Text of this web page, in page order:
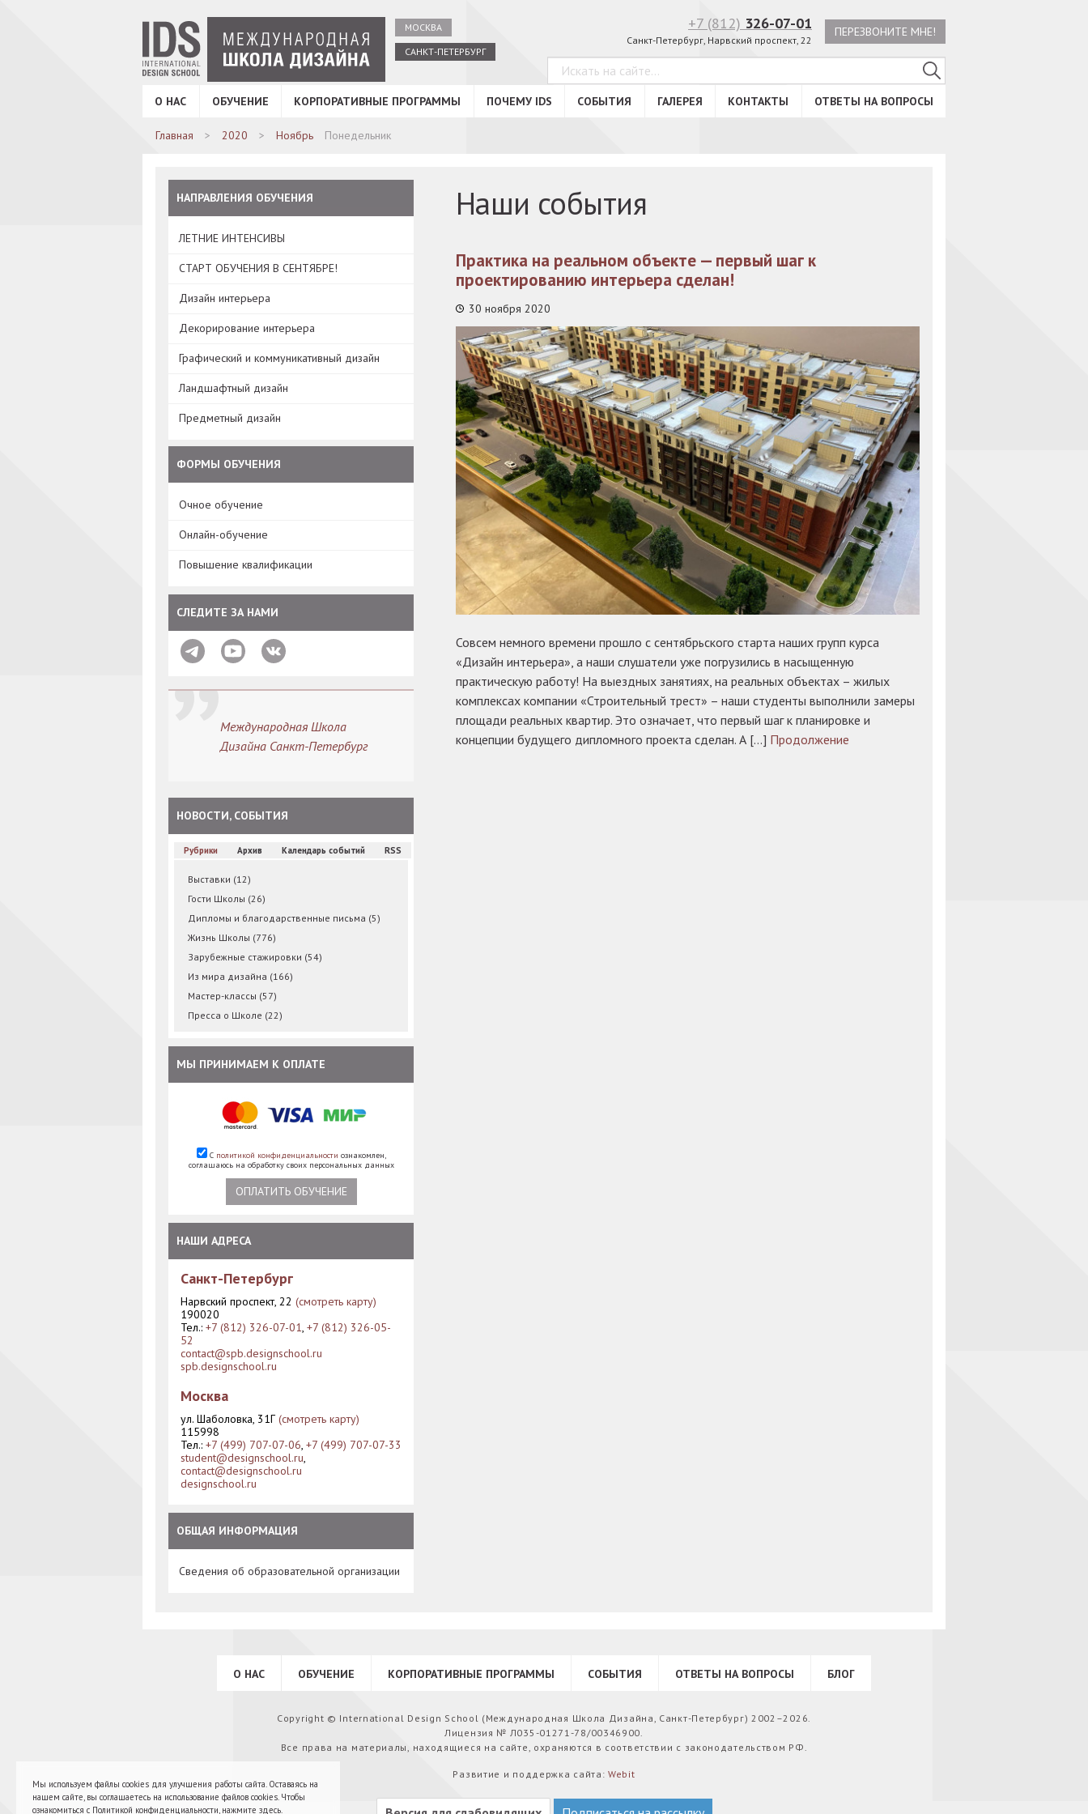
МОСКВА
САНКТ-ПЕТЕРБУРГ
+7 (812) 326-07-01
Санкт-Петербург, Нарвский проспект, 22
ПЕРЕЗВОНИТЕ МНЕ!
О НАС ОБУЧЕНИЕ КОРПОРАТИВНЫЕ ПРОГРАММЫ ПОЧЕМУ IDS СОБЫТИЯ ГАЛЕРЕЯ КОНТАКТЫ ОТВЕТЫ НА ВОПРОСЫ
Главная 2020 Ноябрь Понедельник
НАПРАВЛЕНИЯ ОБУЧЕНИЯ
ЛЕТНИЕ ИНТЕНСИВЫ
СТАРТ ОБУЧЕНИЯ В СЕНТЯБРЕ!
Дизайн интерьера
Декорирование интерьера
Графический и коммуникативный дизайн
Ландшафтный дизайн
Предметный дизайн
ФОРМЫ ОБУЧЕНИЯ
Очное обучение
Онлайн-обучение
Повышение квалификации
СЛЕДИТЕ ЗА НАМИ
Международная Школа
Дизайна Санкт-Петербург
НОВОСТИ, СОБЫТИЯ
Рубрики Архив Календарь событий RSS
Выставки (12)
Гости Школы (26)
Дипломы и благодарственные письма (5)
Жизнь Школы (776)
Зарубежные стажировки (54)
Из мира дизайна (166)
Мастер-классы (57)
Пресса о Школе (22)
МЫ ПРИНИМАЕМ К ОПЛАТЕ
С политикой конфиденциальности ознакомлен,
соглашаюсь на обработку своих персональных данных
ОПЛАТИТЬ ОБУЧЕНИЕ
НАШИ АДРЕСА
Санкт-Петербург
Нарвский проспект, 22 (смотреть карту)
190020
Тел.: +7 (812) 326-07-01, +7 (812) 326-05-
52
contact@spb.designschool.ru
spb.designschool.ru
Москва
ул. Шаболовка, 31Г (смотреть карту)
115998
Тел.: +7 (499) 707-07-06, +7 (499) 707-07-33
student@designschool.ru,
contact@designschool.ru
designschool.ru
ОБЩАЯ ИНФОРМАЦИЯ
Сведения об образовательной организации
Наши события
Практика на реальном объекте — первый шаг к
проектированию интерьера сделан!
30 ноября 2020
Совсем немного времени прошло с сентябрьского старта наших групп курса
«Дизайн интерьера», а наши слушатели уже погрузились в насыщенную
практическую работу! На выездных занятиях, на реальных объектах – жилых
комплексах компании «Строительный трест» – наши студенты выполнили замеры
площади реальных квартир. Это означает, что первый шаг к планировке и
концепции будущего дипломного проекта сделан. А […] Продолжение
О НАС ОБУЧЕНИЕ КОРПОРАТИВНЫЕ ПРОГРАММЫ СОБЫТИЯ ОТВЕТЫ НА ВОПРОСЫ БЛОГ
Copyright © International Design School (Международная Школа Дизайна, Санкт-Петербург) 2002–2026.
Лицензия № Л035-01271-78/00346900.
Все права на материалы, находящиеся на сайте, охраняются в соответствии с законодательством РФ.
Развитие и поддержка сайта:Webit
Мы используем файлы cookies для улучшения работы сайта. Оставаясь на
нашем сайте, вы соглашаетесь на использование файлов cookies. Чтобы
ознакомиться с Политикой конфиденциальности, нажмите здесь.